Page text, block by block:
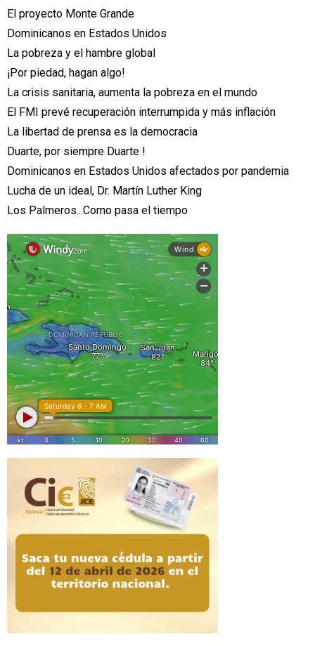
El proyecto Monte Grande
Dominicanos en Estados Unidos
La pobreza y el hambre global
¡Por piedad, hagan algo!
La crisis sanitaria, aumenta la pobreza en el mundo
El FMI prevé recuperación interrumpida y más inflación
La libertad de prensa es la democracia
Duarte, por siempre Duarte !
Dominicanos en Estados Unidos afectados por pandemia
Lucha de un ideal, Dr. Martín Luther King
Los Palmeros...Como pasa el tiempo